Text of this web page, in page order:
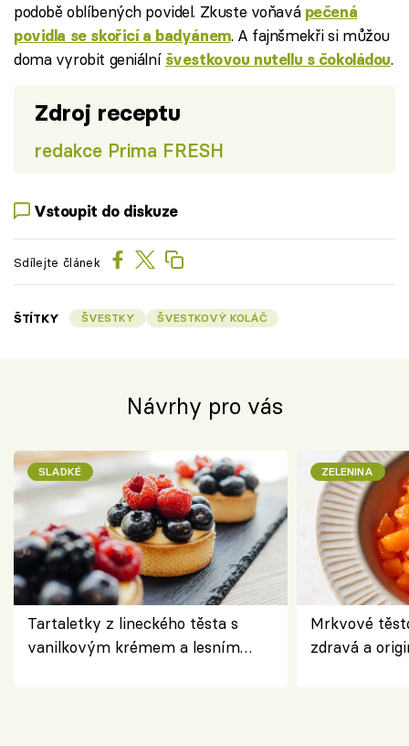
podobě oblíbených povidel. Zkuste voňavá pečená
povidla se skořicí a badyánem. A fajnšmekři si můžou
doma vyrobit geniální švestkovou nutellu s čokoládou.
Zdroj receptu
redakce Prima FRESH
Vstoupit do diskuze
Sdílejte článek
ŠTÍTKY ŠVESTKY ŠVESTKOVÝ KOLÁČ
Návrhy pro vás
SLADKÉ
Tartaletky z lineckého těsta s
vanilkovým krémem a lesním
ZELENINA
Mrkvové
zdravá a